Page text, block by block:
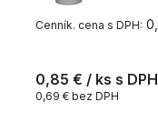
0,85 € / ks
0,69 € bez DPH